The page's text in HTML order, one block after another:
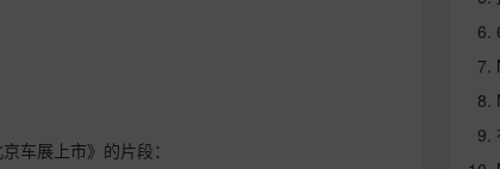
车展上市》的片段：